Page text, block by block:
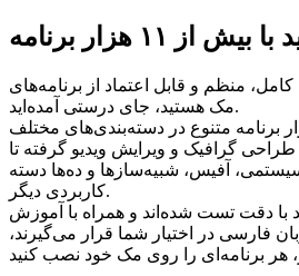
۱۱ هزار برنامه
منظم و قابل اعتماد از برنامه‌های
مک هستید، جای درستی آمده‌اید.
نید، بیش از ۱۱ هزار برنامه متنوع در دسته‌بندی‌های مختلف
گرافیک و ویرایش ویدیو گرفته تا
سیستمی، آفیس، شبیه‌سازها و ده‌ها دسته
کاربردی دیگر.
با دقت تست شده‌اند و همراه با آموزش
فارسی در اختیار شما قرار می‌گیرند،